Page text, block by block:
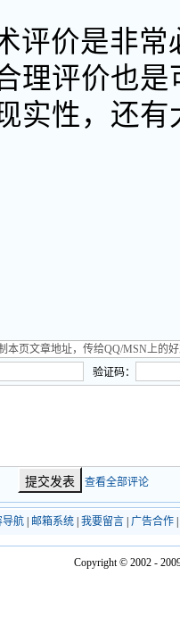
评价是非常
理评价也
实性，还有
验证码：
查看全部评论
导航| 邮箱系统| 我要留言| 广告合作|
Copyright © 2002 -